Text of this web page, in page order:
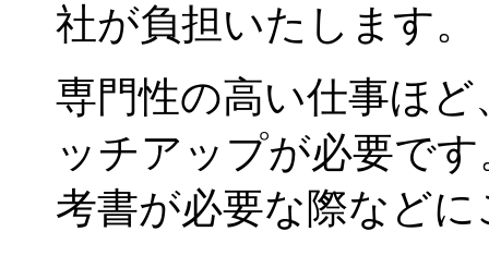
社が負担いたします。
専門性の高い仕事ほ
ッチアップが必要で
考書が必要な際など